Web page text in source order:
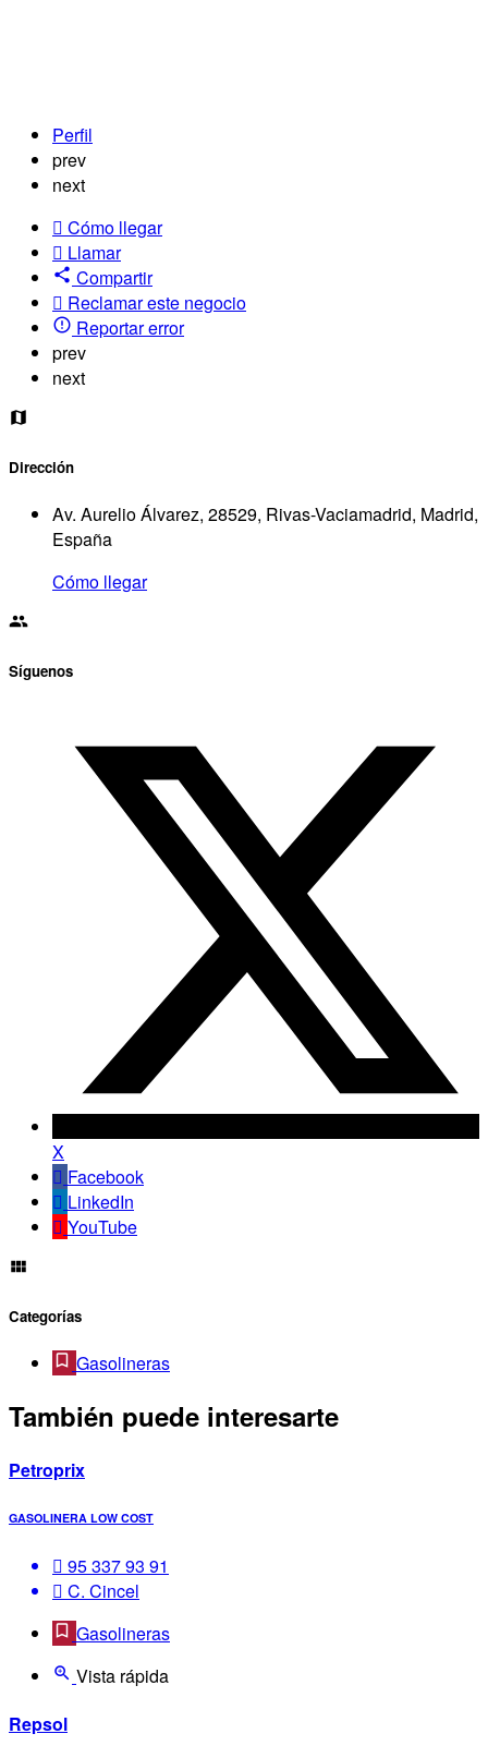
Perfil
prev
next
Cómo llegar
Llamar
Compartir
Reclamar este negocio
Reportar error
prev
next
Dirección
Av. Aurelio Álvarez, 28529, Rivas-Vaciamadrid, Madrid,
España
Cómo llegar
Síguenos
X
Facebook
LinkedIn
YouTube
Categorías
Gasolineras
También puede interesarte
Petroprix
GASOLINERA LOW COST
95 337 93 91
C. Cincel
Gasolineras
Vista rápida
Repsol